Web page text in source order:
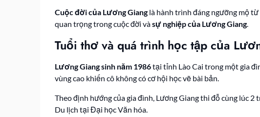
Cuộc đời của Lương Giang là hành trình đáng ngưỡng mộ
quan trọng trong cuộc đời vàsự nghiệp của Lương Giang.
Tuổi thơ và quá trình học tập của
Lương Giang sinh năm 1986tại tỉnh Lào Cai trong một gia
vùng cao khiến cô không có cơ hội học vẽ bài bản.
Theo định hướng của gia đình, Lương Giang thi đỗ cùng lúc
Du lịch tại Đại học Văn hóa.